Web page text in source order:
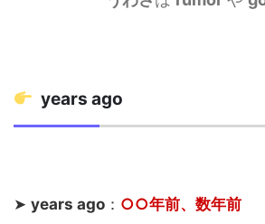
years ago
➤ years ago ： ○○年前、数年前